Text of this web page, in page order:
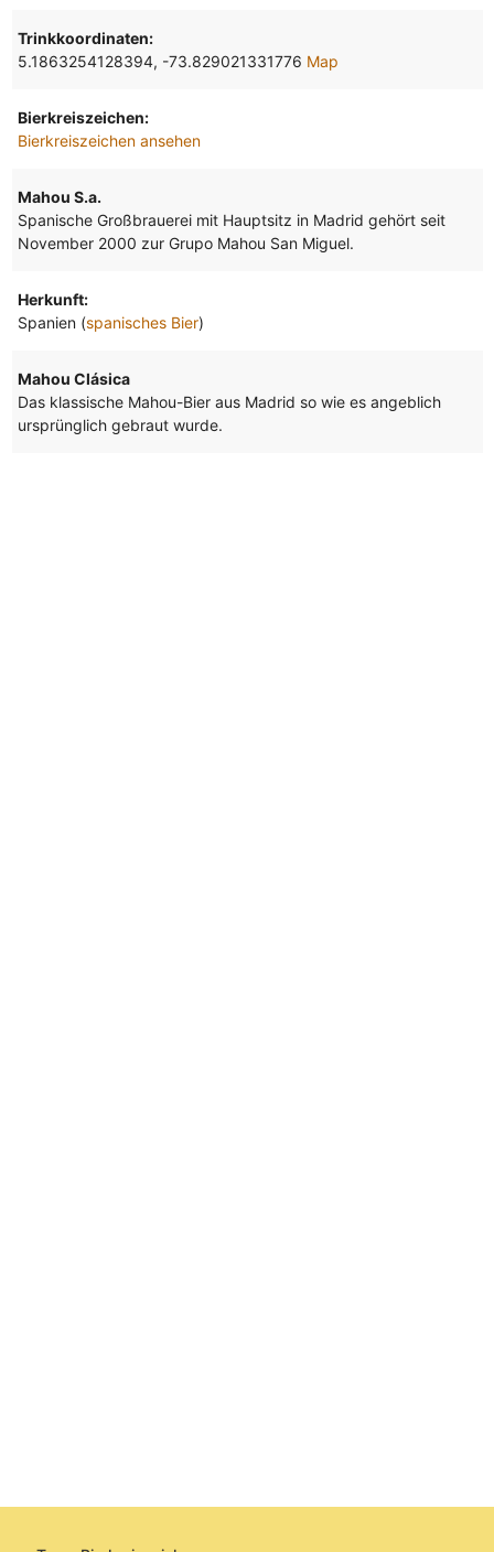
Trinkkoordinaten:
5.1863254128394, -73.829021331776 Map
Bierkreiszeichen:
Bierkreiszeichen ansehen
Mahou S.a.
Spanische Großbrauerei mit Hauptsitz in Madrid gehört seit
November 2000 zur Grupo Mahou San Miguel.
Herkunft:
Spanien (spanisches Bier)
Mahou Clásica
Das klassische Mahou-Bier aus Madrid so wie es angeblich
ursprünglich gebraut wurde.